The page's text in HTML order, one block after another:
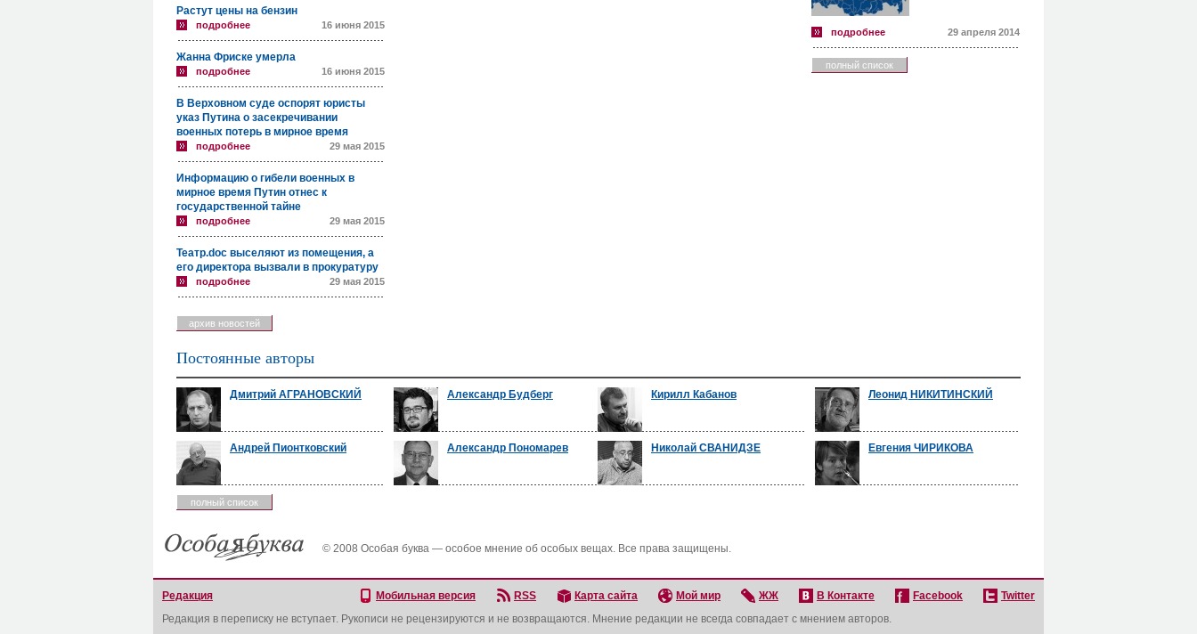
Растут цены на бензин
подробнее 16 июня 2015
Жанна Фриске умерла
подробнее 16 июня 2015
В Верховном суде оспорят юристы
указ Путина о засекречивании
военных потерь в мирное время
подробнее 29 мая 2015
Информацию о гибели военных в
мирное время Путин отнес к
государственной тайне
подробнее 29 мая 2015
Театр.doc выселяют из помещения, а
его директора вызвали в прокуратуру
подробнее 29 мая 2015
архив новостей
подробнее 29 апреля 2014
полный список
Постоянные авторы
Дмитрий АГРАНОВСКИЙ Александр Будберг Кирилл Кабанов Леонид НИКИТИНСКИЙ
Андрей Пионтковский Александр Пономарев Николай СВАНИДЗЕ Евгения ЧИРИКОВА
полный список
© 2008 Особая буква — особое мнение об особых вещах. Все права защищены.
Редакция Мобильная версия RSS Карта сайта Мой мир ЖЖ В Контакте Facebook
Twitter
Редакция в переписку не вступает. Рукописи не рецензируются и не возвращаются. Мнение редакции не всегда совпадает с мнением авторов.